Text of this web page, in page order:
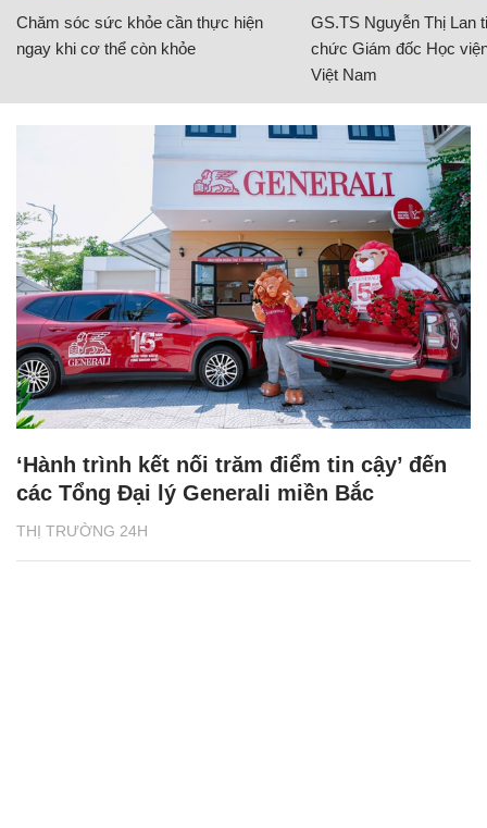
Chăm sóc sức khỏe cần thực hiện
ngay khi cơ thể còn khỏe
GS.TS Nguyễn Thị Lan
chức Giám đốc Học
Việt Nam
THỊ TRƯỜNG 24H
‘Hành trình kết nối trăm điểm tin cậy’ đến
các Tổng Đại lý Generali miền Bắc